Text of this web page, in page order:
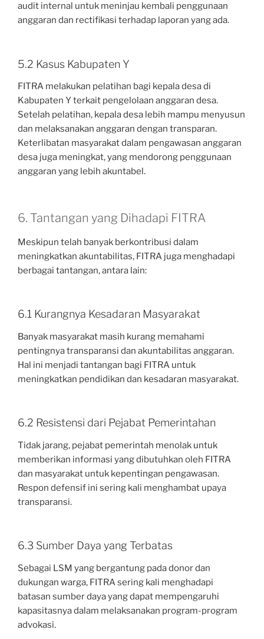
audit internal untuk meninjau kembali penggunaan
anggaran dan rectifikasi terhadap laporan yang ada.
5.2 Kasus Kabupaten Y
FITRA melakukan pelatihan bagi kepala desa di
Kabupaten Y terkait pengelolaan anggaran desa.
Setelah pelatihan, kepala desa lebih mampu menyusun
dan melaksanakan anggaran dengan transparan.
Keterlibatan masyarakat dalam pengawasan anggaran
desa juga meningkat, yang mendorong penggunaan
anggaran yang lebih akuntabel.
6. Tantangan yang Dihadapi FITRA
Meskipun telah banyak berkontribusi dalam
meningkatkan akuntabilitas, FITRA juga menghadapi
berbagai tantangan, antara lain:
6.1 Kurangnya Kesadaran Masyarakat
Banyak masyarakat masih kurang memahami
pentingnya transparansi dan akuntabilitas anggaran.
Hal ini menjadi tantangan bagi FITRA untuk
meningkatkan pendidikan dan kesadaran masyarakat.
6.2 Resistensi dari Pejabat Pemerintahan
Tidak jarang, pejabat pemerintah menolak untuk
memberikan informasi yang dibutuhkan oleh FITRA
dan masyarakat untuk kepentingan pengawasan.
Respon defensif ini sering kali menghambat upaya
transparansi.
6.3 Sumber Daya yang Terbatas
Sebagai LSM yang bergantung pada donor dan
dukungan warga, FITRA sering kali menghadapi
batasan sumber daya yang dapat mempengaruhi
kapasitasnya dalam melaksanakan program-program
advokasi.